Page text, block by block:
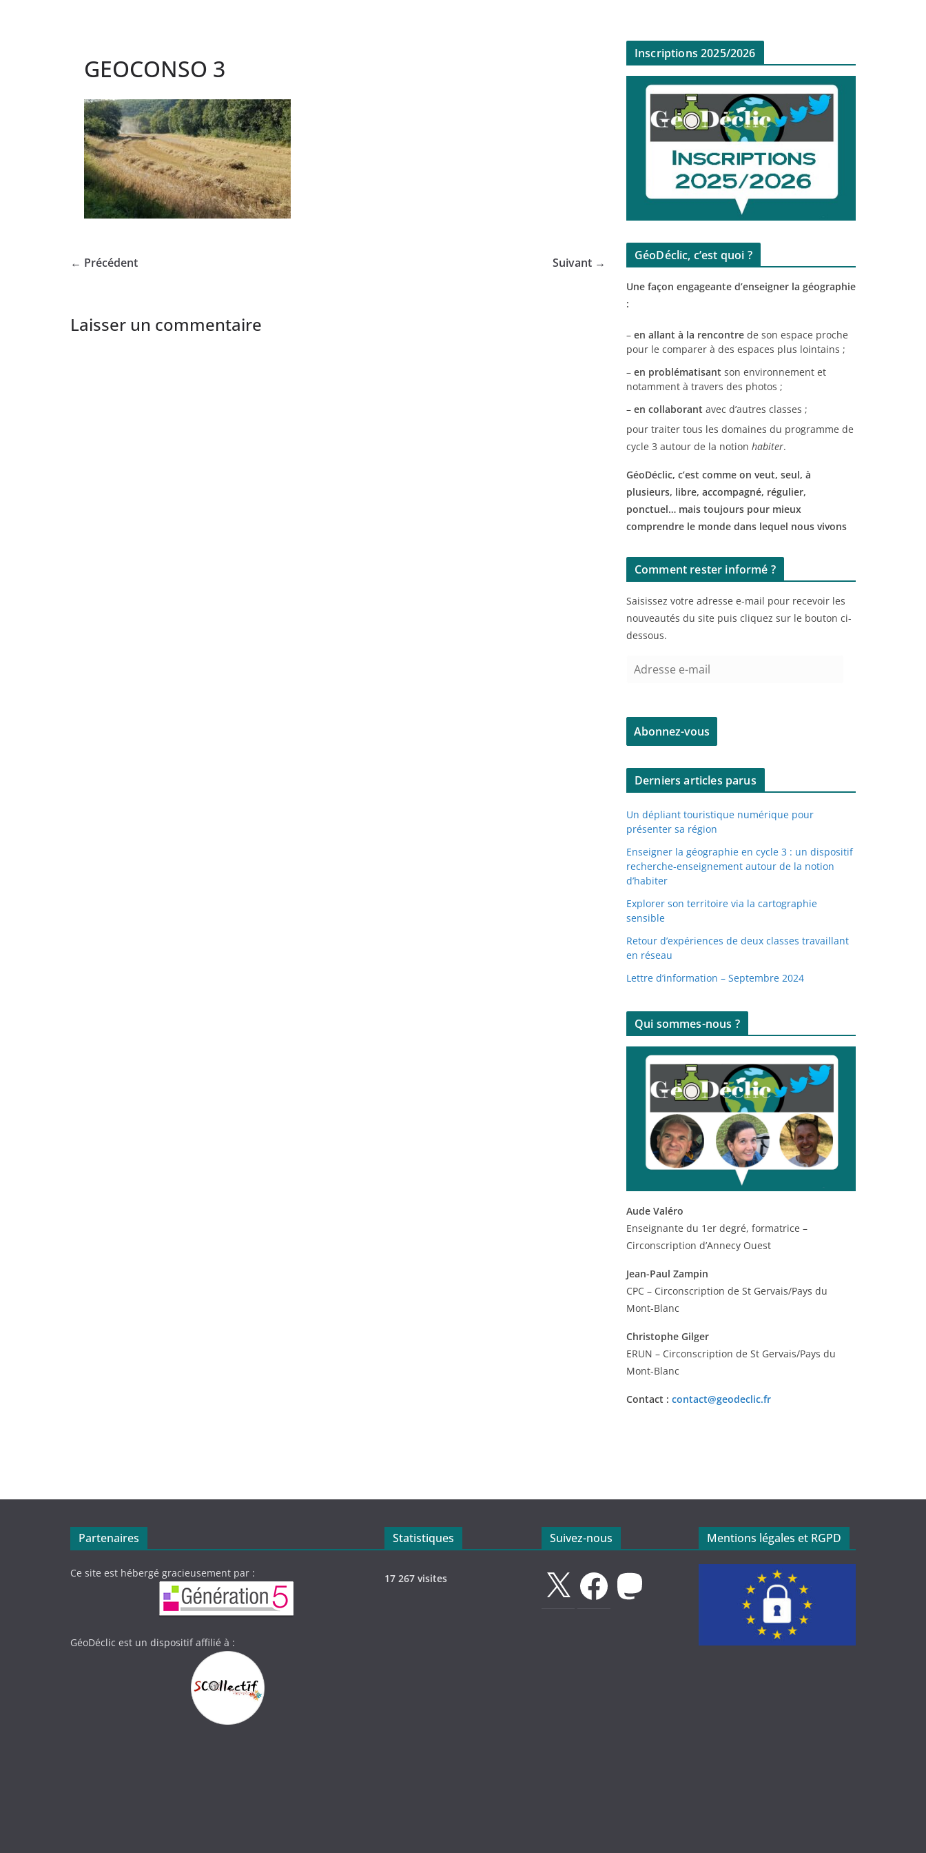
GEOCONSO 3
← Précédent Suivant →
Laisser un commentaire
Inscriptions 2025/2026
GéoDéclic, c’est quoi ?
Une façon engageante d’enseigner la géographie
:
– en allant à la rencontre de son espace proche
pour le comparer à des espaces plus lointains ;
– en problématisant son environnement et
notamment à travers des photos ;
– en collaborant avec d’autres classes ;
pour traiter tous les domaines du programme de
cycle 3 autour de la notion habiter.
GéoDéclic, c’est comme on veut, seul, à
plusieurs, libre, accompagné, régulier,
ponctuel… mais toujours pour mieux
comprendre le monde dans lequel nous vivons
Comment rester informé ?
Saisissez votre adresse e-mail pour recevoir les
nouveautés du site puis cliquez sur le bouton ci-
dessous.
e
s
e
m
a
i
l
Abonnez-vous
Derniers articles parus
Un dépliant touristique numérique pour
présenter sa région
Enseigner la géographie en cycle 3 : un dispositif
recherche-enseignement autour de la notion
d’habiter
Explorer son territoire via la cartographie
sensible
Retour d’expériences de deux classes travaillant
en réseau
Lettre d’information – Septembre 2024
Qui sommes-nous ?
Aude Valéro
Enseignante du 1er degré, formatrice –
Circonscription d’Annecy Ouest
Jean-Paul Zampin
CPC – Circonscription de St Gervais/Pays du
Mont-Blanc
Christophe Gilger
ERUN – Circonscription de St Gervais/Pays du
Mont-Blanc
Contact : contact@geodeclic.fr
Partenaires
Ce site est hébergé gracieusement par :
GéoDéclic est un dispositif affilié à :
Statistiques
17 267 visites
Suivez-nous
FacebookMastodon
Mentions légales et RGPD